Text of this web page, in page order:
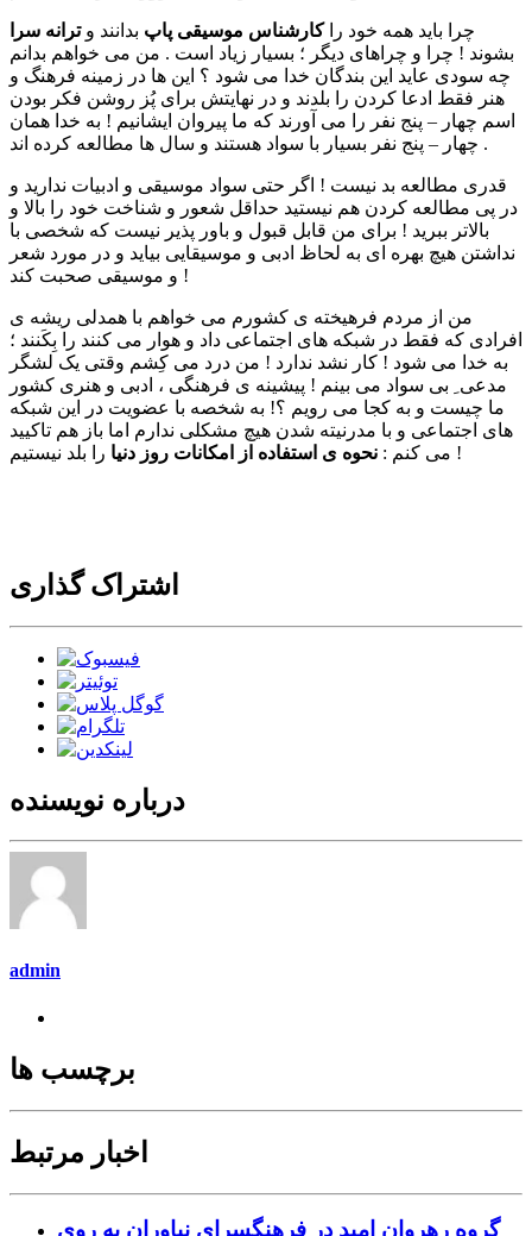
چرا باید همه خود راکارشناس موسیقی پاپ بدانند وترانه سرا
بشوند ! چرا و چراهای دیگر ؛ بسیار زیاد است . من می خواهم بدانم
چه سودی عاید این بندگان خدا می شود ؟ این ها در زمینه فرهنگ و
هنر فقط ادعا کردن را بلدند و در نهایتش برای پُز روشن فکر بودن
اسم چهار – پنج نفر را می آورند که ما پیروان ایشانیم ! به خدا همان
چهار – پنج نفر بسیار با سواد هستند و سال ها مطالعه کرده اند .
قدری مطالعه بد نیست ! اگر حتی سواد موسیقی و ادبیات ندارید و
در پی مطالعه کردن هم نیستید حداقل شعور و شناخت خود را بالا و
بالاتر ببرید ! برای من قابل قبول و باور پذیر نیست که شخصی با
نداشتن هیچ بهره ای به لحاظ ادبی و موسیقایی بیاید و در مورد شعر
و موسیقی صحبت کند !
من از مردم فرهیخته ی کشورم می خواهم با همدلی ریشه ی
افرادی که فقط در شبکه های اجتماعی داد و هوار می کنند را بِکَنند ؛
به خدا می شود ! کار نشد ندارد ! من درد می کِشم وقتی یک لشگر
مدعی ِ بی سواد می بینم ! پیشینه ی فرهنگی ، ادبی و هنری کشور
ما چیست و به کجا می رویم ؟! به شخصه با عضویت در این شبکه
های اجتماعی و با مدرنیته شدن هیچ مشکلی ندارم اما باز هم تاکیید
می کنم : نحوه ی استفاده از امکانات روز دنیا را بلد نیستیم !
اشتراک گذاری
درباره نویسنده
admin
برچسب ها
اخبار مرتبط
گروه رهروان امید در فرهنگسرای نیاوران به روی